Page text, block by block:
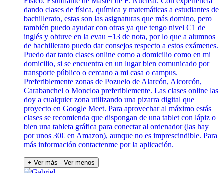
dando clases de física, química y matemáticas a estudiantes de
bachillerato, estas son las asignaturas que más domino, pero
también puedo ayudar con otras ya que tengo nivel C1 de
inglés y obtuve en la evau +13 de nota, por lo que a alumnos
de bachillerato puedo dar consejos respecto a estos exámenes.
Puedo dar tanto clases online como a domicilio como en mi
domicilio, si se encuentra en un lugar bien comunicado por
transporte público o cercano a mi casa o campus.
Preferiblemente zonas de Pozuelo de Alarcón, Alcorcón,
Carabanchel o Moncloa preferiblemente. Las clases online las
doy a cualquier zona utilizando una pizarra digital que
proyecto en Google Meet. Para aprovechar al máximo estás
clases se recomienda que dispongan de una tablet con lápiz o
bien una tableta gráfica para conectar al ordenador (las hay
por unos 30€ en Amazon), aunque no es imprescindible. Para
más información contactenme por la aplicación.
+ Ver más - Ver menos